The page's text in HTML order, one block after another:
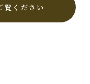
覧ください